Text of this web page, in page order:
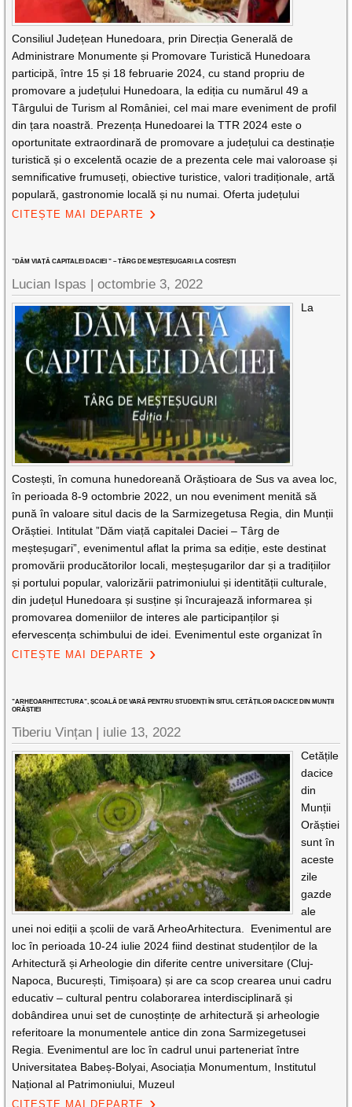
Consiliul Județean Hunedoara, prin Direcția Generală de
Administrare Monumente și Promovare Turistică Hunedoara
participă, între 15 și 18 februarie 2024, cu stand propriu de
promovare a județului Hunedoara, la ediția cu numărul 49 a
Târgului de Turism al României, cel mai mare eveniment de profil
din țara noastră. Prezența Hunedoarei la TTR 2024 este o
oportunitate extraordinară de promovare a județului ca destinație
turistică și o excelentă ocazie de a prezenta cele mai valoroase și
semnificative frumuseți, obiective turistice, valori tradiționale, artă
populară, gastronomie locală și nu numai. Oferta județului
CITEȘTE MAI DEPARTE
”DĂM VIAȚĂ CAPITALEI DACIEI ” – TÂRG DE MEȘTEȘUGARI LA COSTEȘTI
Lucian Ispas |octombrie 3, 2022
La
Costești, în comuna hunedoreană Orăștioara de Sus va avea loc,
în perioada 8-9 octombrie 2022, un nou eveniment menită să
pună în valoare situl dacis de la Sarmizegetusa Regia, din Munții
Orăștiei. Intitulat ”Dăm viață capitalei Daciei – Târg de
meșteșugari”, evenimentul aflat la prima sa ediție, este destinat
promovării producătorilor locali, meșteșugarilor dar și a tradițiilor
și portului popular, valorizării patrimoniului și identității culturale,
din județul Hunedoara și susține și încurajează informarea și
promovarea domeniilor de interes ale participanților și
efervescența schimbului de idei. Evenimentul este organizat în
CITEȘTE MAI DEPARTE
”ARHEOARHITECTURA”, ȘCOALĂ DE VARĂ PENTRU STUDENȚI ÎN SITUL CETĂȚILOR DACICE DIN MUNȚII
ORĂȘTIEI
Tiberiu Vințan | iulie 13, 2022
Cetățile
dacice
din
Munții
Orăștiei
sunt în
aceste
zile
gazde
ale
unei noi ediții a școlii de vară ArheoArhitectura. Evenimentul are
loc în perioada 10-24 iulie 2024 fiind destinat studenților de la
Arhitectură și Arheologie din diferite centre universitare (Cluj-
Napoca, București, Timișoara) și are ca scop crearea unui cadru
educativ – cultural pentru colaborarea interdisciplinară și
dobândirea unui set de cunoștințe de arhitectură și arheologie
referitoare la monumentele antice din zona Sarmizegetusei
Regia. Evenimentul are loc în cadrul unui parteneriat între
Universitatea Babeș-Bolyai, Asociația Monumentum, Institutul
Național al Patrimoniului, Muzeul
CITEȘTE MAI DEPARTE